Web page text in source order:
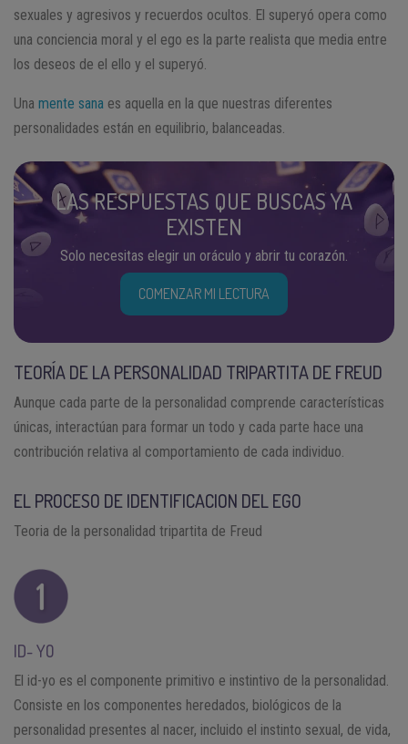
sexuales y agresivos y recuerdos ocultos. El superyó opera como
una conciencia moral y el ego es la parte realista que media entre
los deseos de el ello y el superyó.
Una mente sana es aquella en la que nuestras diferentes
personalidades están en equilibrio, balanceadas.
LAS RESPUESTAS QUE BUSCAS YA
EXISTEN
Solo necesitas elegir un oráculo y abrir tu corazón.
COMENZAR MI LECTURA
TEORÍA DE LA PERSONALIDAD TRIPARTITA DE FREUD
Aunque cada parte de la personalidad comprende características
únicas, interactúan para formar un todo y cada parte hace una
contribución relativa al comportamiento de cada individuo.
EL PROCESO DE IDENTIFICACION DEL EGO
Teoria de la personalidad tripartita de Freud
ID- YO
El id-yo es el componente primitivo e instintivo de la personalidad.
Consiste en los componentes heredados, biológicos de la
personalidad presentes al nacer, incluido el instinto sexual, de vida,